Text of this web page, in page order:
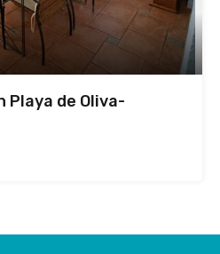
Playa de Oliva-